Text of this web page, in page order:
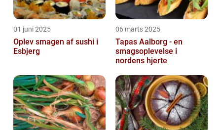
01 juni 2025
Oplev smagen af sushi i
Esbjerg
06 marts 2025
Tapas Aalborg - en
smagsoplevelse i
nordens hjerte